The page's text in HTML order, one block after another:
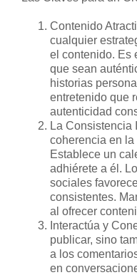
Contenido
cualquier
el contenido. Es
que sean
historias
entretenido que
autenticidad
La Consistencia
coherencia en
Establece un
adhiérete a él.
sociales
consistentes.
al ofrecer
Interactúa y
publicar, sino
a los
en